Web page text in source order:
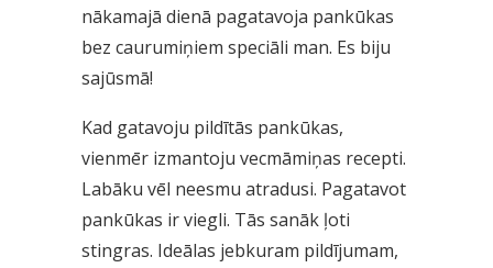
nākamajā dienā pagatavoja pankūkas
bez caurumiņiem speciāli man. Es biju
sajūsmā!
Kad gatavoju pildītās pankūkas,
vienmēr izmantoju vecmāmiņas recepti.
Labāku vēl neesmu atradusi. Pagatavot
pankūkas ir viegli. Tās sanāk ļoti
stingras. Ideālas jebkuram pildījumam,